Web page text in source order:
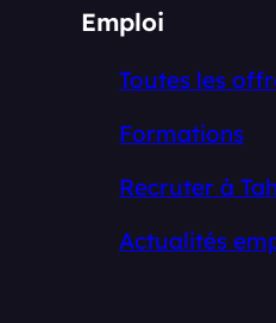
Emploi
Toutes les
Formations
Recruter à
Actualités